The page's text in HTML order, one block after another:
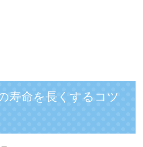
寿命を長くするコツ